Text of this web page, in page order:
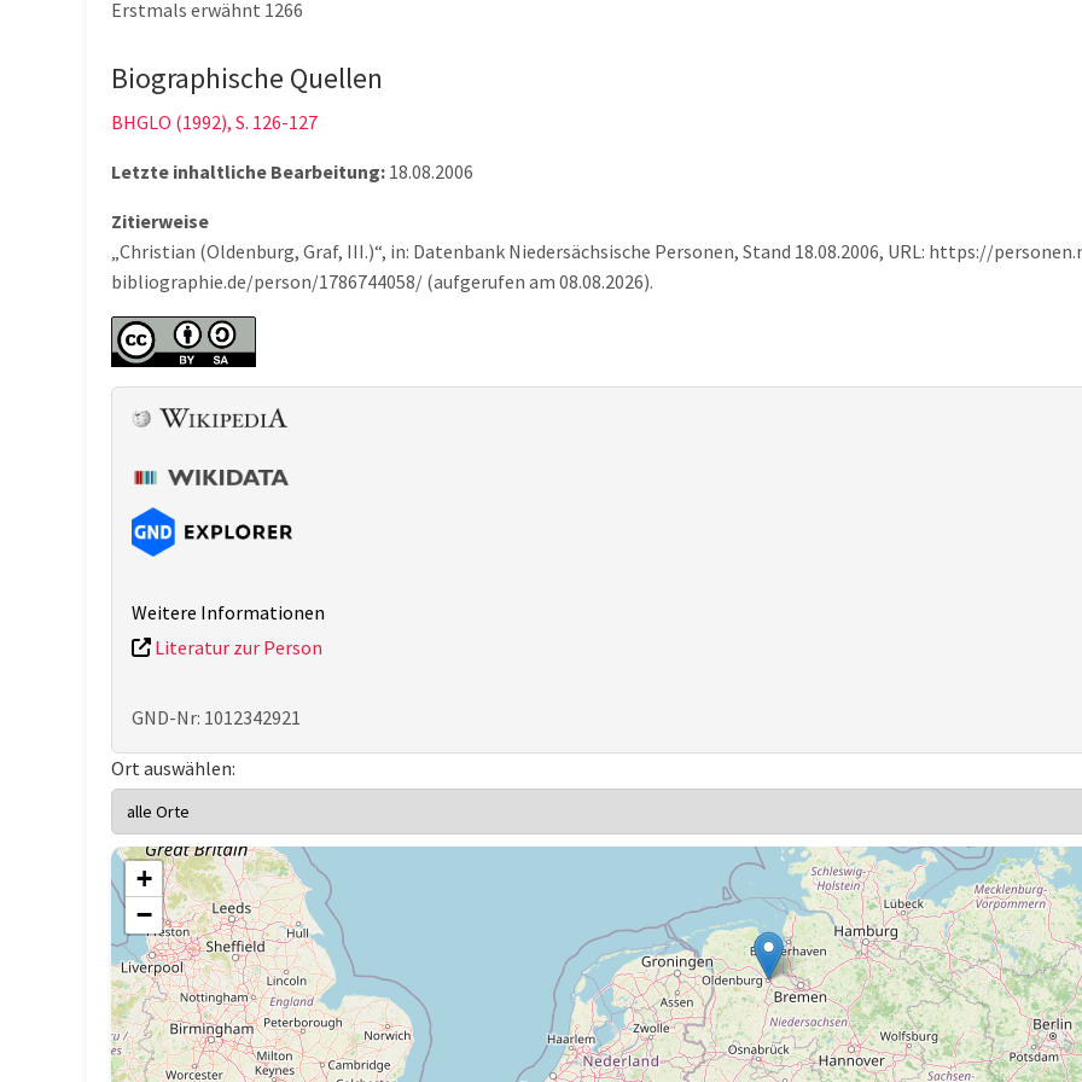
Erstmals erwähnt 1266
Biographische Quellen
BHGLO (1992), S. 126-127
Letzte inhaltliche Bearbeitung: 18.08.2006
Zitierweise
„Christian (Oldenburg, Graf, III.)“, in: Datenbank Niedersächsische Personen, Stand 18.08.2006, URL: https://
bibliographie.de/person/1786744058/ (aufgerufen am 08.08.2026).
Weitere Informationen
Literatur zur Person
GND-Nr: 1012342921
Ort auswählen:
+
−